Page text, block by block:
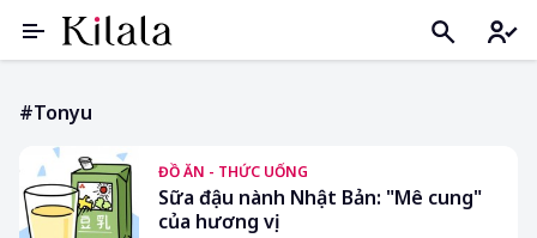
#tonyu
ĐỒ ĂN - THỨC UỐNG
Sữa đậu nành Nhật Bản: "Mê cung"
của hương vị